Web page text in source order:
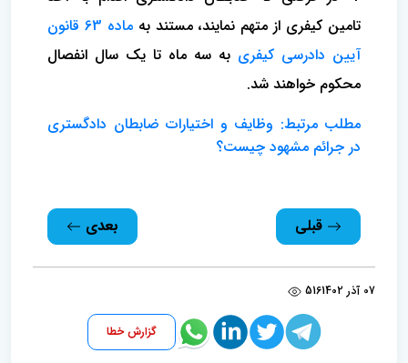
تامین کیفری از متهم نمایند، مستند به
ماده 63 قانون
آیین دادرسی کیفری به سه ماه تا یک سال انفصال
محکوم خواهند شد.
مطلب مرتبط: وظایف و اختیارات ضابطان دادگستری
در جرائم مشهود چیست؟
قبلی بعدی
07 آذر 1402 516
گزارش خطا